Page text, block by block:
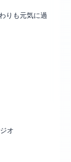
りも元気に過
オ